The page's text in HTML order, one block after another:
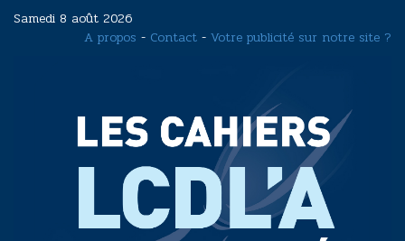
Samedi 8 août 2026
A propos - Contact - Votre publicité sur notre site ?